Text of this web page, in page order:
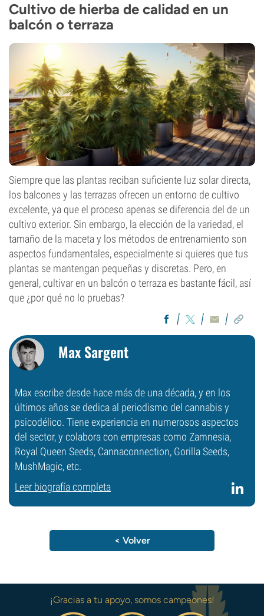
Cultivo de hierba de calidad en un
balcón o terraza
Siempre que las plantas reciban suficiente luz solar directa,
los balcones y las terrazas ofrecen un entorno de cultivo
excelente, ya que el proceso apenas se diferencia del de un
cultivo exterior. Sin embargo, la elección de la variedad, el
tamaño de la maceta y los métodos de entrenamiento son
aspectos fundamentales, especialmente si quieres que tus
plantas se mantengan pequeñas y discretas. Pero, en
general, cultivar en un balcón o terraza es bastante fácil, así
que ¿por qué no lo pruebas?
Max Sargent
Max escribe desde hace más de una década, y en los
últimos años se dedica al periodismo del cannabis y
psicodélico. Tiene experiencia en numerosos aspectos
del sector, y colabora con empresas como Zamnesia,
Royal Queen Seeds, Cannaconnection, Gorilla Seeds,
MushMagic, etc.
Leer biografía completa
< Volver
¡Gracias a tu apoyo, somos campeones!